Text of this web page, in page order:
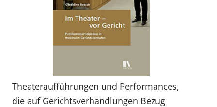
Theateraufführungen und Performances,
die auf Gerichtsverhandlungen Bezug